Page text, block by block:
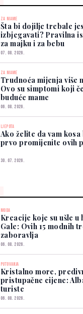
ZA MAME
Šta bi dojilje trebale
izbjegavati? Pravilna
za majku i za bebu
07. 08. 2026.
ZA MAME
Trudnoća mijenja više
Ovo su simptomi koji
buduće mame
06. 08. 2026.
LJEPOTA
Ako želite da vam kosa
prvo promijenite ovih
30. 07. 2026.
MODA
Kreacije koje su ušle
Gale: Ovih 15 modnih
zaboravlja
06. 08. 2026.
PUTOVANJA
Kristalno more,
pristupačne cijene:
turiste
06. 08. 2026.